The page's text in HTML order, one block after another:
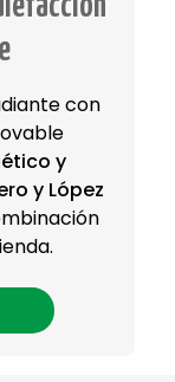
con
y
y López